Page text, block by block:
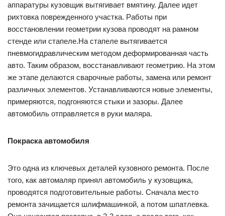
аппаратуры кузовщик вытягивает вмятину. Далее идет
рихтовка поврежденного участка. Работы при
восстановлении геометрии кузова проводят на рамном
стенде или стапеле.На стапеле вытягивается
пневмогидравлическим методом деформированная часть
авто. Таким образом, восстанавливают геометрию. На этом
же этапе делаются сварочные работы, замена или ремонт
различных элементов. Устанавливаются новые элементы,
примеряются, подгоняются стыки и зазоры. Далее
автомобиль отправляется в руки маляра.
Покраска автомобиля
Это одна из ключевых деталей кузовного ремонта. После
того, как автомаляр принял автомобиль у кузовщика,
проводятся подготовительные работы. Сначала место
ремонта зачищается шлифмашинкой, а потом шпатлевка.